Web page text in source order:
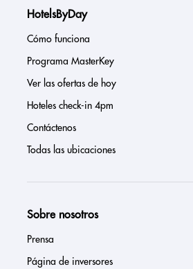
HotelsByDay
Cómo funciona
Programa MasterKey
Ver las ofertas de hoy
Hoteles check-in 4pm
Contáctenos
Todas las ubicaciones
Sobre nosotros
Prensa
Página de inversores